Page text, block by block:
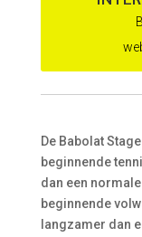
De Babolat
beginnende
dan een
beginnende
langzamer dan